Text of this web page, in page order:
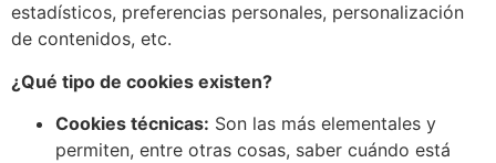
estadísticos, preferencias personales, personalización
de contenidos, etc.
¿Qué tipo de cookies existen?
Cookies técnicas: Son las más elementales y
permiten, entre otras cosas, saber cuándo está